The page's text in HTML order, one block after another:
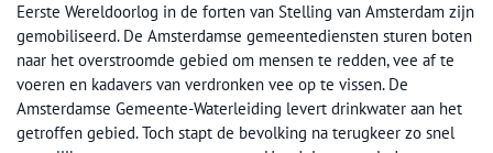
Eerste Wereldoorlog in de forten van Stelling van Amsterdam zijn
gemobiliseerd. De Amsterdamse gemeentediensten sturen boten
naar het overstroomde gebied om mensen te redden, vee af te
voeren en kadavers van verdronken vee op te vissen. De
Amsterdamse Gemeente-Waterleiding levert drinkwater aan het
getroffen gebied. Toch stapt de bevolking na terugkeer zo snel